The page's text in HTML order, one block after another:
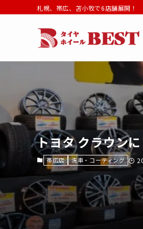
札幌、帯広、苫小牧で6店舗展開！
トヨタ クラウン
帯広店 洗車・コーティング